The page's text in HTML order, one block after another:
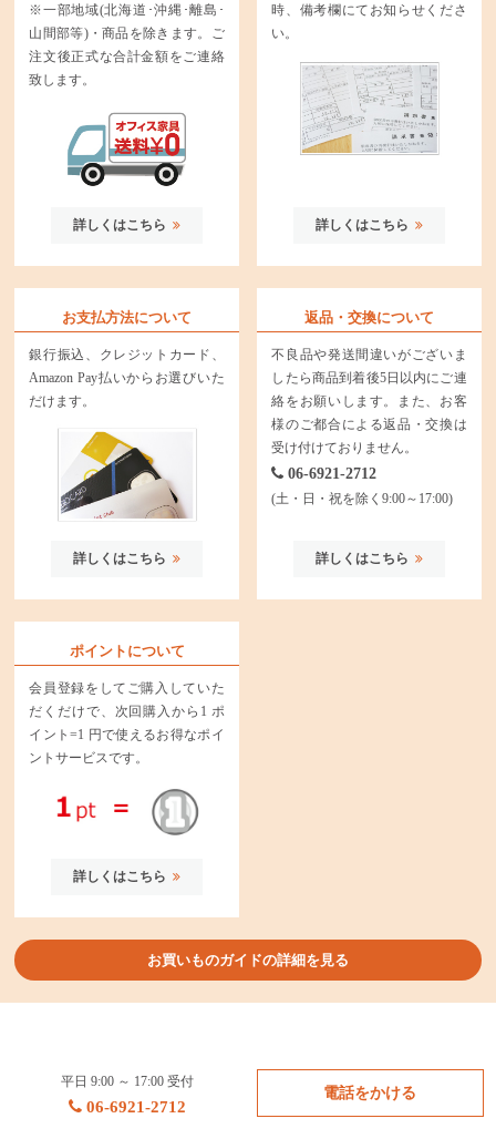
※一部地域(北海道･沖縄･離島･
山間部等)・商品を除きます。ご
注文後正式な合計金額をご連絡
致します。
詳しくはこちら
時、備考欄にてお知らせくださ
い。
詳しくはこちら
お支払方法について
銀行振込、クレジットカード、
Amazon Pay払いからお選びいた
だけます。
詳しくはこちら
返品・交換について
不良品や発送間違いがございま
したら商品到着後5日以内にご連
絡をお願いします。また、お客
様のご都合による返品・交換は
受け付けておりません。
06-6921-2712
(土・日・祝を除く9:00～17:00)
詳しくはこちら
ポイントについて
会員登録をしてご購入していた
だくだけで、次回購入から1 ポ
イント=1 円で使えるお得なポイ
ントサービスです。
詳しくはこちら
お買いものガイドの詳細を見る
平日 9:00 ～ 17:00 受付
06-6921-2712
電話をかける